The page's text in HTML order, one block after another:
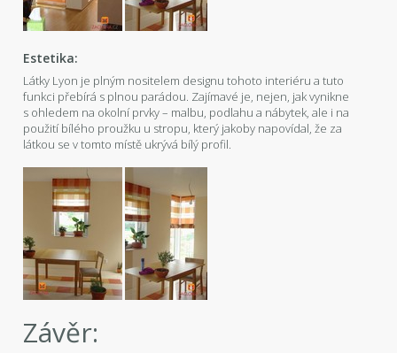
Estetika:
Látky Lyon je plným nositelem designu tohoto interiéru a tuto
funkci přebírá s plnou parádou. Zajímavé je, nejen, jak vynikne
s ohledem na okolní prvky – malbu, podlahu a nábytek, ale i na
použití bílého proužku u stropu, který jakoby napovídal, že za
látkou se v tomto místě ukrývá bílý profil.
Závěr: